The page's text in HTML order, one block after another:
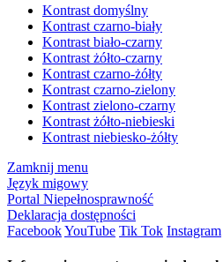
Kontrast domyślny
Kontrast czarno-biały
Kontrast biało-czarny
Kontrast żółto-czarny
Kontrast czarno-żółty
Kontrast czarno-zielony
Kontrast zielono-czarny
Kontrast żółto-niebieski
Kontrast niebiesko-żółty
Zamknij menu
Język migowy
Portal Niepełnosprawność
Deklaracja dostępności
FacebookYouTube Tik Tok Instagram